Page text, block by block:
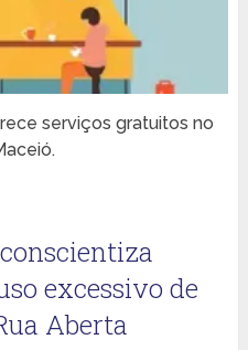
serviços gratuitos no
excessivo de
Aberta